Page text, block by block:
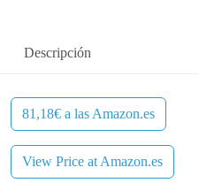
Descripción
81,18€ a las Amazon.es
View Price at Amazon.es